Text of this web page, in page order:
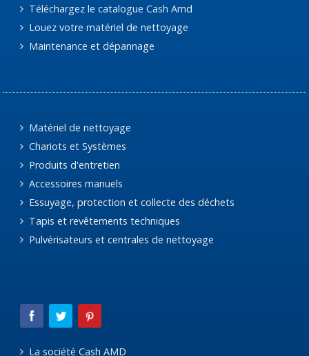
Téléchargez le catalogue Cash Amd
Louez votre matériel de nettoyage
Maintenance et dépannage
Matériel de nettoyage
Chariots et Systèmes
Produits d'entretien
Accessoires manuels
Essuyage, protection et collecte des déchets
Tapis et revêtements techniques
Pulvérisateurs et centrales de nettoyage
La société Cash AMD